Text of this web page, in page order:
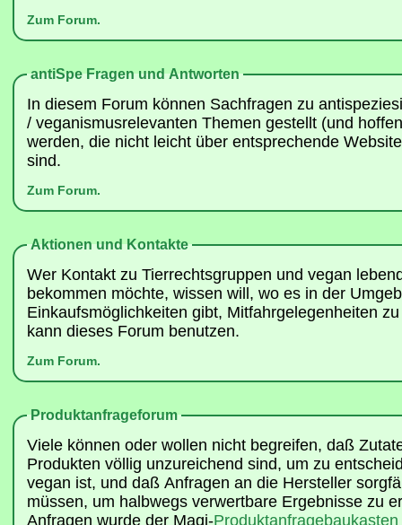
Zum Forum.
antiSpe Fragen und Antworten
In diesem Forum können Sachfragen zu
/ veganismusrelevanten Themen gestellt (und
werden, die nicht leicht über entsprechende
sind.
Zum Forum.
Aktionen und Kontakte
Wer Kontakt zu Tierrechtsgruppen und vegan
bekommen möchte, wissen will, wo es in der
Einkaufsmöglichkeiten gibt, Mitfahrgelegenheiten
kann dieses Forum benutzen.
Zum Forum.
Produktanfrageforum
Viele können oder wollen nicht begreifen, daß
Produkten völlig unzureichend sind, um zu
vegan ist, und daß Anfragen an die Hersteller
müssen, um halbwegs verwertbare Ergebnisse zu
Anfragen wurde der Maqi-Produktanfragebaukasten